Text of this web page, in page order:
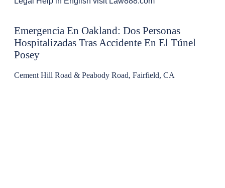
Emergencia En Oakland: Dos Personas
Hospitalizadas Tras Accidente En El Túnel
Posey
Cement Hill Road & Peabody Road, Fairfield, CA